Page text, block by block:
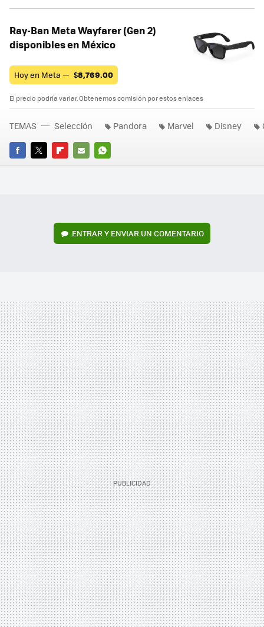
Ray-Ban Meta Wayfarer (Gen 2)
disponibles en México
Hoy en Meta — $8,769.00
El precio podría variar. Obtenemos comisión por estos enlaces
FACEBOOK
TWITTERFLIPBOARD
E-
WHATSAPP
TEMAS Selección Pandora Marvel Disney
ENTRAR Y ENVIAR UN COMENTARIO